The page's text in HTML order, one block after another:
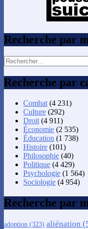
Recherche par
Rechercher :
Recherche par
Combat (4 231)
Culture (292)
Droit (4 911)
Économie (2 535)
Éducation (1 738)
Histoire (101)
Philosophie (40)
Politique (4 429)
Psychologie (1 564)
Sociologie (4 954)
Recherche par
adoption (323) aliénation